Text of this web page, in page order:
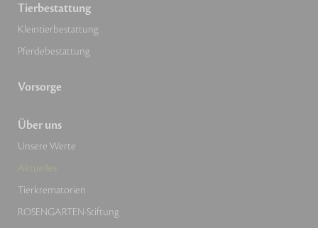
Tierbestattung
Kleintierbestattung
Pferdebestattung
Vorsorge
Über uns
Unsere Werte
Aktuelles
Tierkrematorien
ROSENGARTEN-Stiftung